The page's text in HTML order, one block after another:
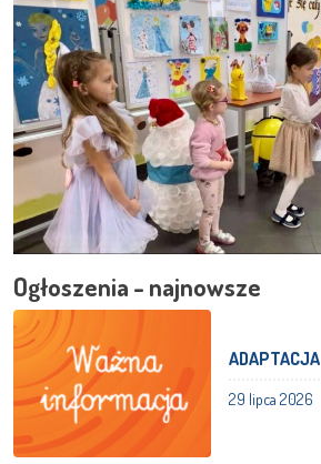
Ogłoszenia - najnowsze
ADAPTACJA
29 lipca 2026